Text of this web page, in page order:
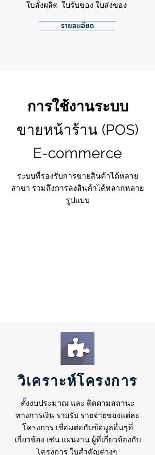
ใบสั่งผลิต ใบรับของ ใบส่งของ
รายละเอียด
การใช้งานระบบ
ขายหน้าร้าน (POS)
E-commerce
ระบบที่รองรับการขายสินค้าได้หลาย
สาขา รวมถึงการลงสินค้าได้หลากหลาย
รูปแบบ
วิเคราะห์โครงการ
ตั้งงบประมาณ และ ติดตามสถานะ
ทางการเงิน รายรับ รายจ่ายของแต่ละ
โครงการ เชื่อมต่อกับข้อมูลอื่นๆที่
เกี่ยวข้อง เช่น แผนงาน ผู้ที่เกี่ยวข้องกับ
โครงการ ใบสำคัญต่างๆ